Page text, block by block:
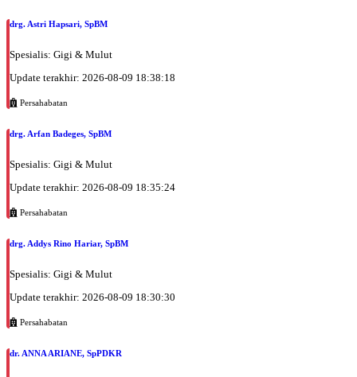
drg. Astri Hapsari, SpBM
Spesialis: Gigi & Mulut
Update terakhir: 2026-08-09 18:38:18
Persahabatan
drg. Arfan Badeges, SpBM
Spesialis: Gigi & Mulut
Update terakhir: 2026-08-09 18:35:24
Persahabatan
drg. Addys Rino Hariar, SpBM
Spesialis: Gigi & Mulut
Update terakhir: 2026-08-09 18:30:30
Persahabatan
dr. ANNA ARIANE, SpPDKR